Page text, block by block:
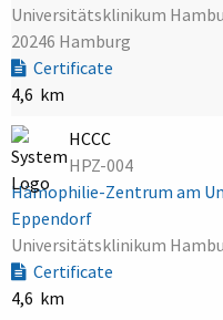
Universitätsklinikum
20246 Hamburg
Certificate
4,6 km
HCCC
HPZ-004
Hämophilie-Zentrum am
Eppendorf
Universitätsklinikum
Certificate
4,6 km